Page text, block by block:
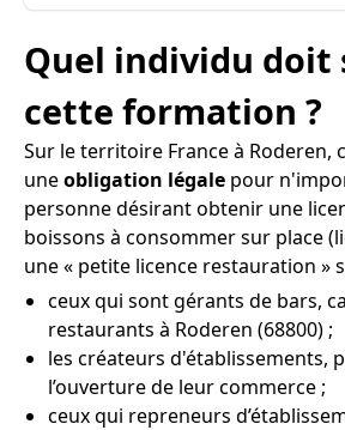
Quel individu doit
cette formation ?
Sur le territoire France à Roderen,
uneobligation légale pour
personne désirant obtenir une
boissons à consommer sur place
une « petite licence restauration »
ceux qui sont gérants de bars,
restaurants à Roderen (68800) ;
les créateurs d'établissements,
l’ouverture de leur commerce ;
ceux qui repreneurs